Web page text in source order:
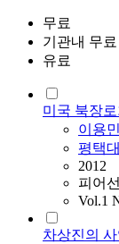
무료
기관내 무료
유료
미국 북장
이용민
평택
2012
피어
Vol.1
차상진의